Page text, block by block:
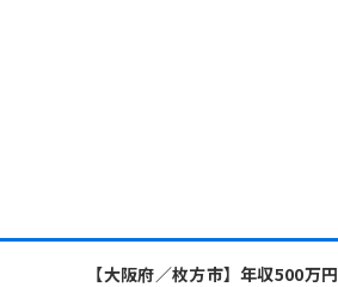
【大阪府／枚方市】年収500万円